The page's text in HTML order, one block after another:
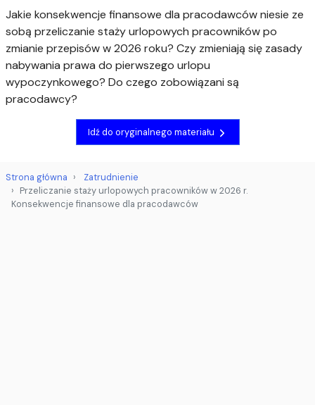
Jakie konsekwencje finansowe dla pracodawców niesie ze
sobą przeliczanie staży urlopowych pracowników po
zmianie przepisów w 2026 roku? Czy zmieniają się zasady
nabywania prawa do pierwszego urlopu
wypoczynkowego? Do czego zobowiązani są
pracodawcy?
Idź do oryginalnego materiału
Strona główna
Zatrudnienie
Przeliczanie staży urlopowych pracowników w 2026 r.
Konsekwencje finansowe dla pracodawców